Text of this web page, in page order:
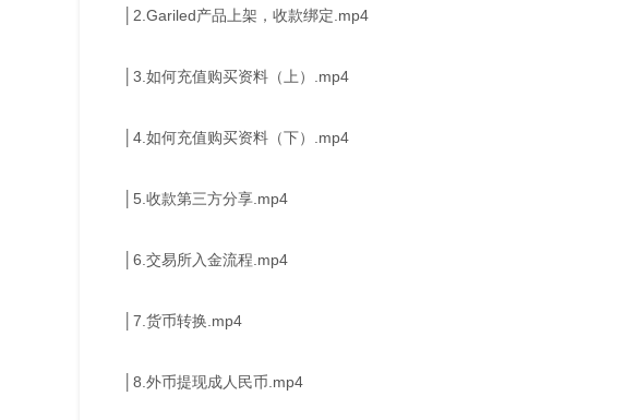
│2.Gariled产品上架，收款绑定.mp4
│3.如何充值购买资料（上）.mp4
│4.如何充值购买资料（下）.mp4
│5.收款第三方分享.mp4
│6.交易所入金流程.mp4
│7.货币转换.mp4
│8.外币提现成人民币.mp4